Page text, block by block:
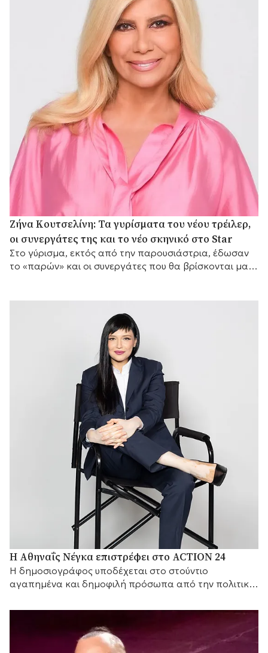
Ζήνα Κουτσελίνη: Τα γυρίσματα του νέου τρέιλερ,
οι συνεργάτες της και το νέο σκηνικό στο Star
Στο γύρισμα, εκτός από την παρουσιάστρια, έδωσαν
το «παρών» και οι συνεργάτες που θα βρίσκονται μαζί
Η Αθηναΐς Νέγκα επιστρέφει στο ACTION 24
H δημοσιογράφος υποδέχεται στο στούντιο
αγαπημένα και δημοφιλή πρόσωπα από την πολιτική